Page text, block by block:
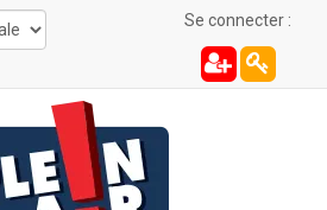
Se connecter :